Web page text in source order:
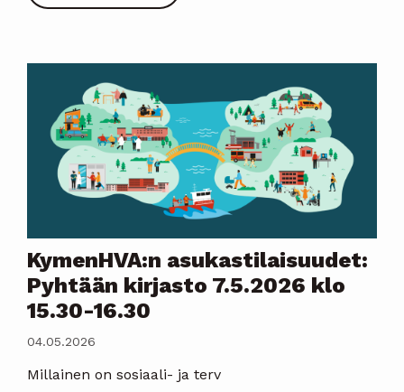
KymenHVA:n asukastilaisuudet:
Pyhtään kirjasto 7.5.2026 klo
15.30-16.30
04.05.2026
Millainen on sosiaali- ja terv